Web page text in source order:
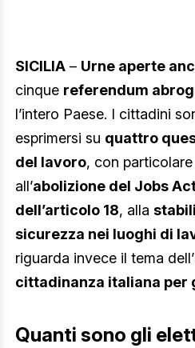
SICILIA – Urne aperte
cinque referendum
l’intero Paese. I cittadini
esprimersi su quattro
del lavoro, con
all’abolizione del Jobs
dell’articolo 18, alla
sicurezza nei luoghi di
riguarda invece il tema dell’
cittadinanza italiana per
Quanti sono gli